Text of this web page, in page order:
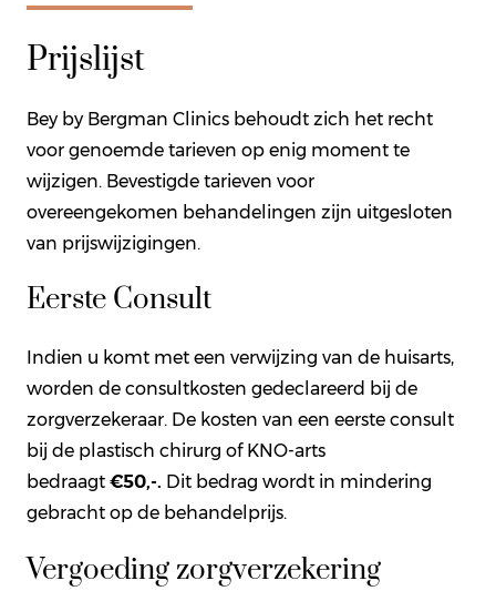
Prijslijst
Bey by Bergman Clinics behoudt zich het recht
voor genoemde tarieven op enig moment te
wijzigen. Bevestigde tarieven voor
overeengekomen behandelingen zijn uitgesloten
van prijswijzigingen.
Eerste Consult
Indien u komt met een verwijzing van de huisarts,
worden de consultkosten gedeclareerd bij de
zorgverzekeraar. De kosten van een eerste consult
bij de plastisch chirurg of KNO-arts
bedraagt €50,-. Dit bedrag wordt in mindering
gebracht op de behandelprijs.
Vergoeding zorgverzekering